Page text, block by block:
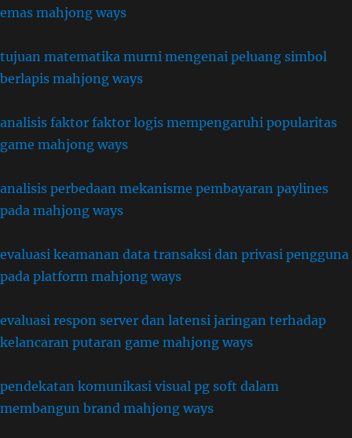
emas mahjong ways
tujuan matematika murni mengenai peluang simbol
berlapis mahjong ways
analisis faktor faktor logis mempengaruhi popularitas
game mahjong ways
analisis perbedaan mekanisme pembayaran paylines
pada mahjong ways
evaluasi keamanan data transaksi dan privasi pengguna
pada platform mahjong ways
evaluasi respon server dan latensi jaringan terhadap
kelancaran putaran game mahjong ways
pendekatan komunikasi visual pg soft dalam
membangun brand mahjong ways